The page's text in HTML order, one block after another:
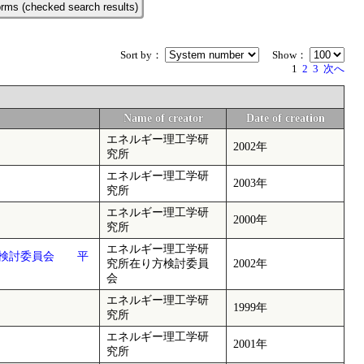
(checked search results)
Show：
Sort by：
1 2 3 次へ
Name of creator Date of creation
エネルギー理工学研
究所
2002年
エネルギー理工学研
究所
2003年
エネルギー理工学研
究所
2000年
検討委員会 平
エネルギー理工学研
究所在り方検討委員
会
2002年
エネルギー理工学研
究所
1999年
エネルギー理工学研
究所
2001年